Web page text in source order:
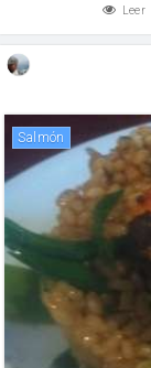
Leer
salmón